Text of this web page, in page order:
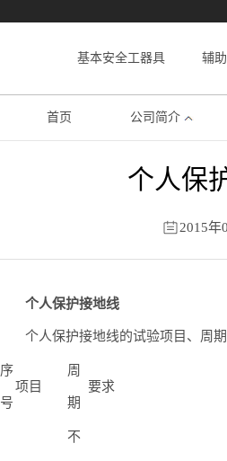
基本安全工器具 辅
首页 公司简介
个人保
2015年
个人保护接地线
个人保护接地线的试验项目、周期
序
号
项目
周
期
要求
不